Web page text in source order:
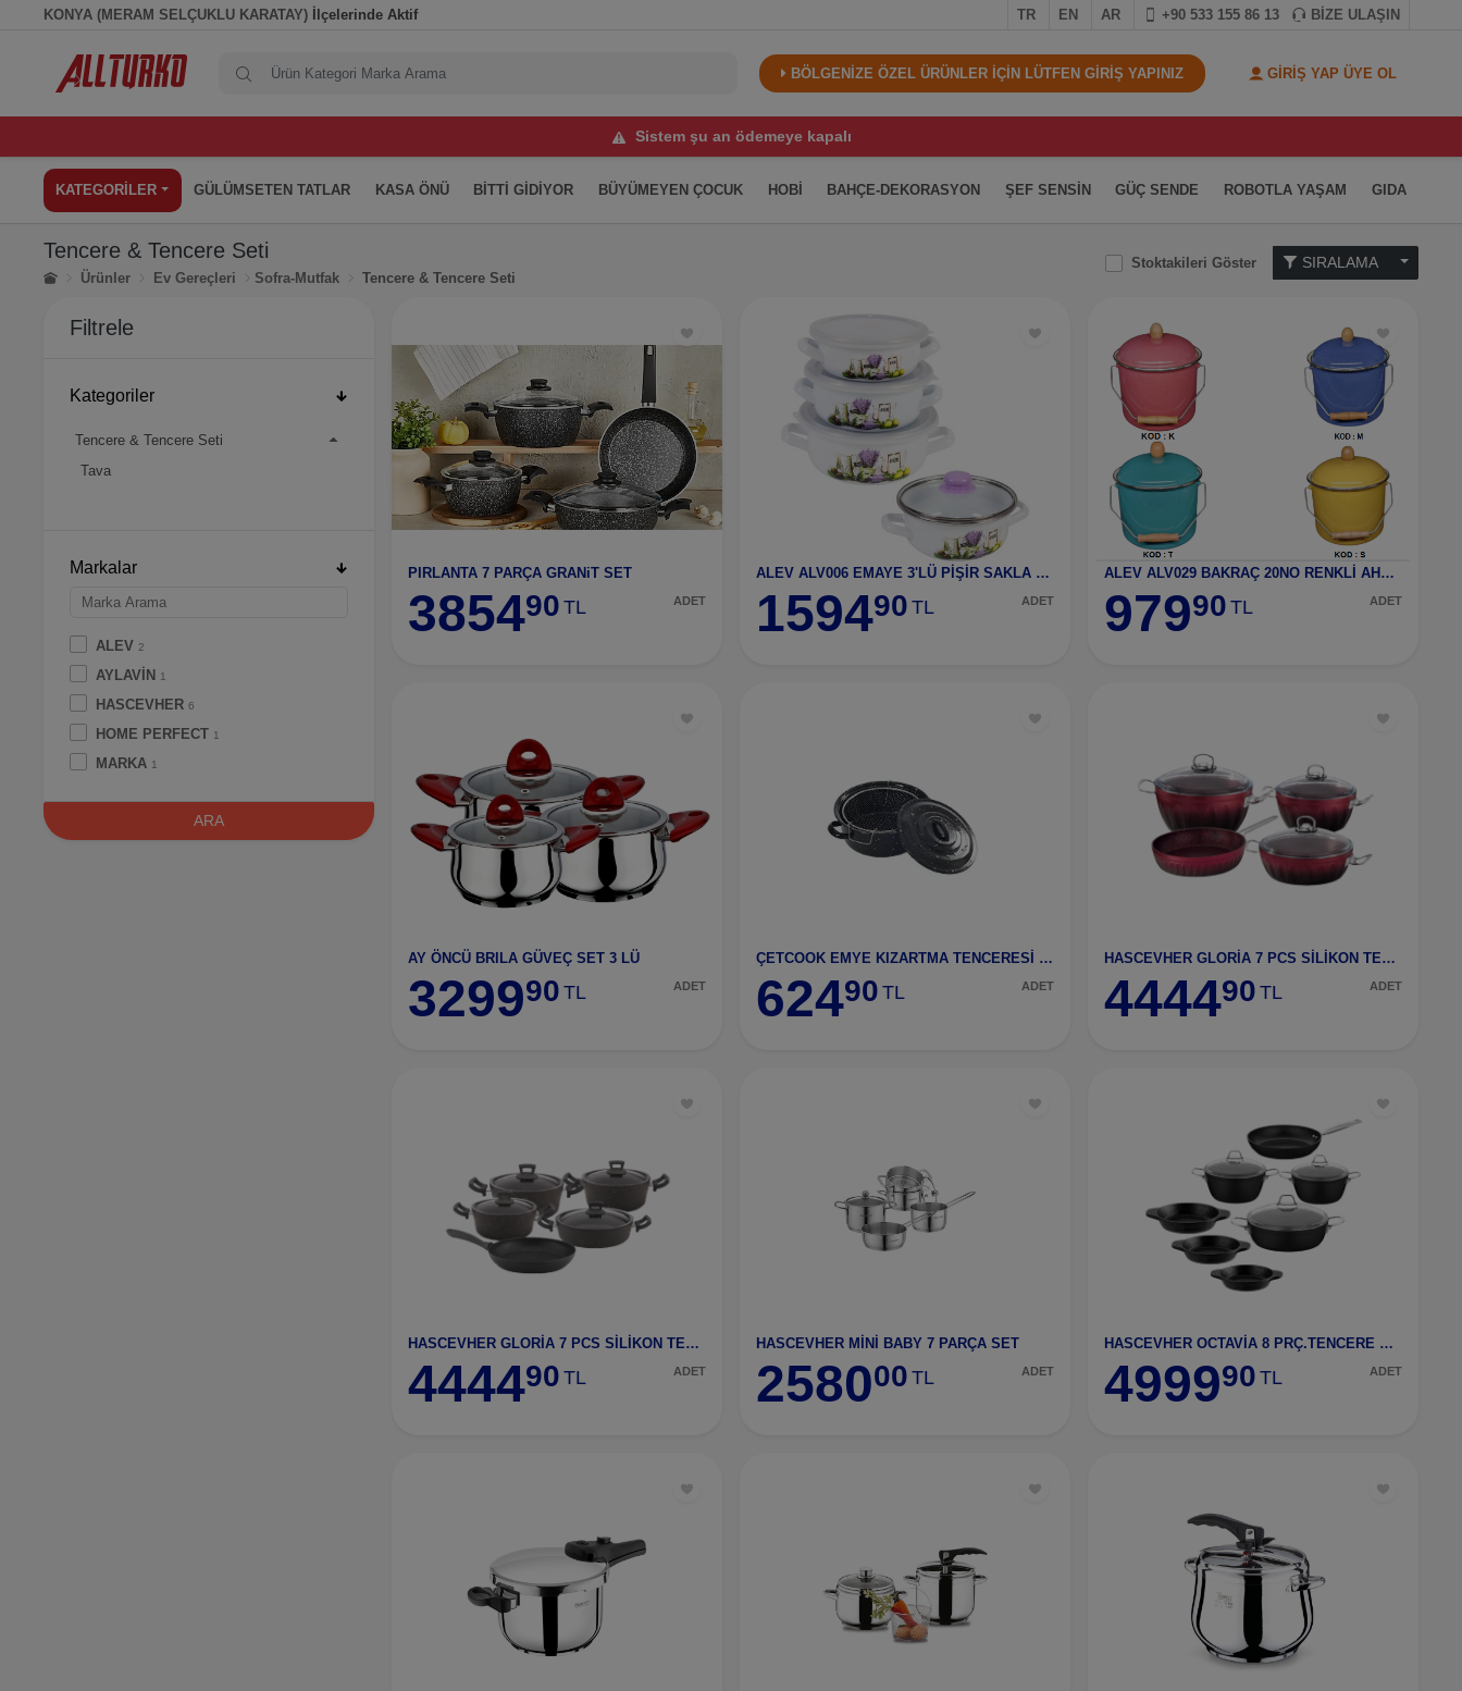
TR EN AR +90 533 155 86 13 BİZE ULAŞIN
KONYA (MERAM SELÇUKLU KARATAY) İlçelerinde Aktif
BÖLGENİZE ÖZEL ÜRÜNLER İÇİN LÜTFEN GİRİŞ YAPINIZ GİRİŞ YAP ÜYE OL
Sistem şu an ödemeye kapalı
KATEGORİLER GÜLÜMSETEN TATLAR KASA ÖNÜ BİTTİ GİDİYOR BÜYÜMEYEN ÇOCUK HOBİ BAHÇE-DEKORASYON ŞEF SENSİN GÜÇ SENDE ROBOTLA YAŞAM GIDA
Tencere & Tencere Seti
Ürünler Ev Gereçleri Sofra-Mutfak Tencere & Tencere Seti
Stoktakileri Göster
Filtrele
Kategoriler
Tencere & Tencere Seti
Tava
Markalar
ALEV 2
AYLAVİN 1
HASCEVHER 6
HOME PERFECT 1
MARKA 1
ARA
PIRLANTA 7 PARÇA GRANiT SET
385490 TL ADET
ALEV ALV006 EMAYE 3'LÜ PİŞİR SAKLA TENCERE SETİ
159490 TL ADET
ALEV ALV029 BAKRAÇ 20NO RENKLİ AHŞAP SAPLI TEPELİ
97990 TL ADET
AY ÖNCÜ BRILA GÜVEÇ SET 3 LÜ
329990 TL ADET
ÇETCOOK EMYE KIZARTMA TENCERESİ 24 CM MTR13
62490 TL ADET
HASCEVHER GLORİA 7 PCS SİLİKON TENCERE MAGENTA
444490 TL ADET
HASCEVHER GLORİA 7 PCS SİLİKON TENCERE SİYAH YEŞİL
444490 TL ADET
HASCEVHER MİNİ BABY 7 PARÇA SET
258000 TL ADET
HASCEVHER OCTAVİA 8 PRÇ.TENCERE SETİ SİYAH
499990 TL ADET